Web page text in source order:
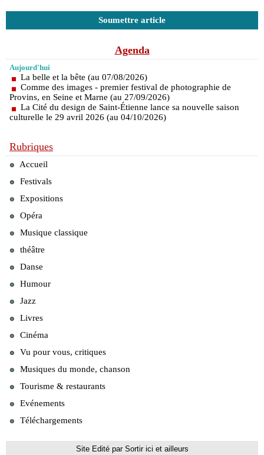
Soumettre article
Agenda
Aujourd'hui
La belle et la bête (au 07/08/2026)
Comme des images - premier festival de photographie de
Provins, en Seine et Marne (au 27/09/2026)
La Cité du design de Saint-Étienne lance sa nouvelle saison
culturelle le 29 avril 2026 (au 04/10/2026)
Rubriques
Accueil
Festivals
Expositions
Opéra
Musique classique
théâtre
Danse
Humour
Jazz
Livres
Cinéma
Vu pour vous, critiques
Musiques du monde, chanson
Tourisme & restaurants
Evénements
Téléchargements
Site Edité par Sortir ici et ailleurs